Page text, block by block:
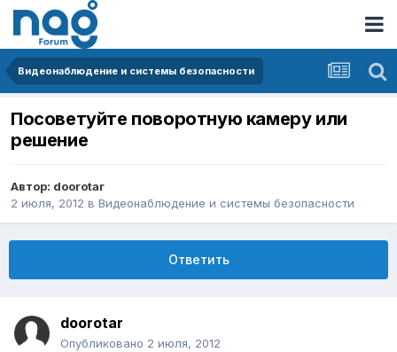
Видеонаблюдение и системы безопасности
Посоветуйте поворотную камеру или
решение
Автор: doorotar
2 июля, 2012 в Видеонаблюдение и системы безопасности
Ответить
doorotar
Опубликовано 2 июля, 2012